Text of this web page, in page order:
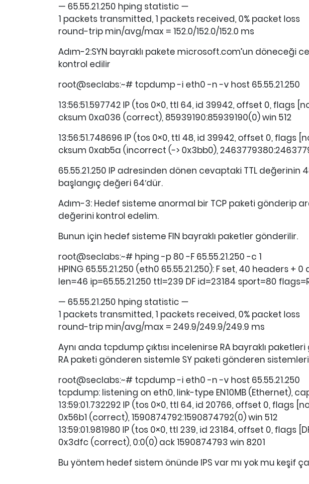
— 65.55.21.250 hping statistic —
1 packets transmitted, 1 packets received, 0% packet loss
round-trip min/avg/max = 152.0/152.0/152.0 ms
Adım-2:SYN bayraklı pakete microsoft.com’un
kontrol edilir
root@seclabs:~# tcpdump -i eth0 -n -v host 65.55.21.250
13:56:51.597742 IP (tos 0×0, ttl 64, id 39942, offset 0, flags
cksum 0xa036 (correct), 85939190:85939190(0) win 512
13:56:51.748696 IP (tos 0×0, ttl 48, id 39942, offset 0, flags
cksum 0xab5a (incorrect (-> 0x3bb0),
65.55.21.250 IP adresinden dönen cevaptaki TTL değerinin
başlangıç değeri 64′dür.
Adım-3: Hedef sisteme anormal bir TCP paketi gönderip
değerini kontrol edelim.
Bunun için hedef sisteme FIN bayraklı paketler gönderilir.
root@seclabs:~# hping -p 80 -F 65.55.21.250 -c 1
HPING 65.55.21.250 (eth0 65.55.21.250): F set, 40 headers +
len=46 ip=65.55.21.250 ttl=239 DF id=23184 sport=80
— 65.55.21.250 hping statistic —
1 packets transmitted, 1 packets received, 0% packet loss
round-trip min/avg/max = 249.9/249.9/249.9 ms
Aynı anda tcpdump çıktısı incelenirse RA bayraklı
RA paketi gönderen sistemle SY paketi gönderen
root@seclabs:~# tcpdump -i eth0 -n -v host 65.55.21.250
tcpdump: listening on eth0, link-type EN10MB (Ethernet),
13:59:01.732292 IP (tos 0×0, ttl 64, id 20766, offset 0, flags
0x56b1 (correct), 1590874792:1590874792(0) win 512
13:59:01.981980 IP (tos 0×0, ttl 239, id 23184, offset 0, flags
0x3dfc (correct), 0:0(0) ack 1590874793 win 8201
Bu yöntem hedef sistem önünde IPS var mı yok mu keşif